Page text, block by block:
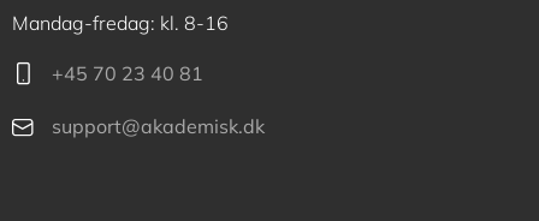
Mandag-fredag: kl. 8-16
+45 70 23 40 81
support@akademisk.dk